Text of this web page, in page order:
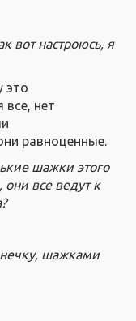
вот настроюсь, я
это
нет
равноценные.
шажки этого
все ведут к
шажками